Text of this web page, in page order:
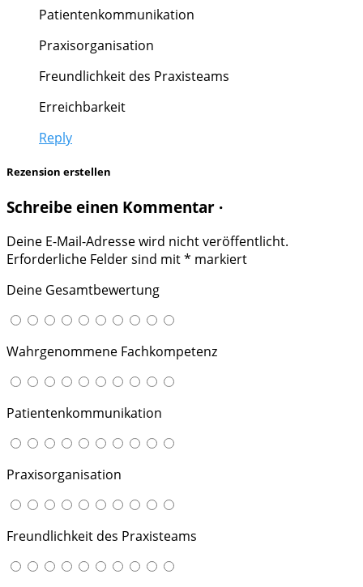
Patientenkommunikation
Praxisorganisation
Freundlichkeit des Praxisteams
Erreichbarkeit
Reply
Rezension erstellen
Schreibe einen Kommentar ·
Deine E-Mail-Adresse wird nicht veröffentlicht.
Erforderliche Felder sind mit* markiert
Deine Gesamtbewertung
Wahrgenommene Fachkompetenz
Patientenkommunikation
Praxisorganisation
Freundlichkeit des Praxisteams